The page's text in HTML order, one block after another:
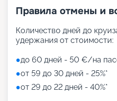
Правила отмены и
Количество дней до
удержания от стоимости:
●до 60 дней - 50 €/на
●от 59 до 30 дней - 25%*
●от 29 до 22 дней - 40%*